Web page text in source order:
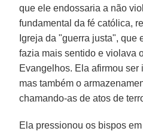
que ele endossaria a não
fundamental da fé católica,
Igreja da "guerra justa", que
fazia mais sentido e violava
Evangelhos. Ela afirmou ser
mas também o
chamando-as de atos de
Ela pressionou os bispos em